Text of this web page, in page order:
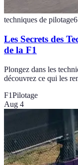
techniques de pilotage6
Les Secrets des
de la F1
Plongez dans les
découvrez ce qui les
F1Pilotage
Aug 4